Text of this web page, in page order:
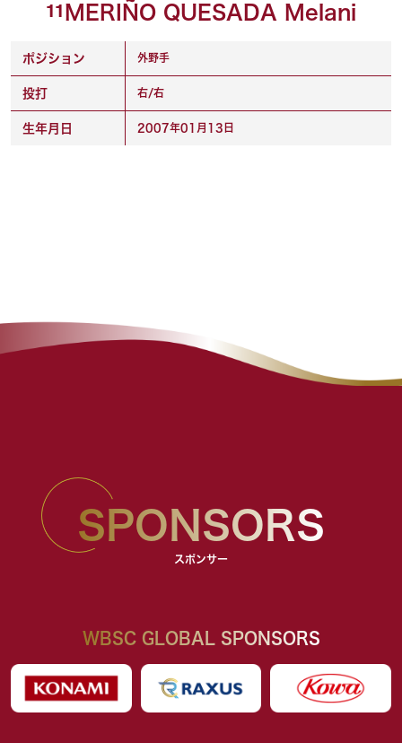
11 MERIÑO QUESADA Melani
ポジション 外野手
投打 右/右
生年月日 2007年01月13日
SPONSORS
スポンサー
WBSC GLOBAL SPONSORS